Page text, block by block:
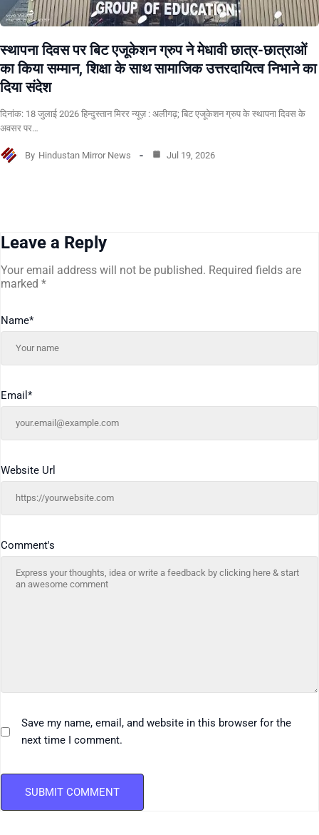
स्थापना दिवस पर बिट एजूकेशन ग्रुप ने मेधावी छात्र-छात्राओं
का किया सम्मान, शिक्षा के साथ सामाजिक उत्तरदायित्व निभाने का
दिया संदेश
दिनांक: 18 जुलाई 2026 हिन्दुस्तान मिरर न्यूज़ : अलीगढ़; बिट एजूकेशन ग्रुप के स्थापना दिवस के
अवसर पर…
By Hindustan Mirror News Jul 19, 2026
Leave a Reply
Your email address will not be published. Required fields are
marked *
Comment's
Name*
Email *
Website Url
Save my name, email, and website in this browser for the
next time I comment.